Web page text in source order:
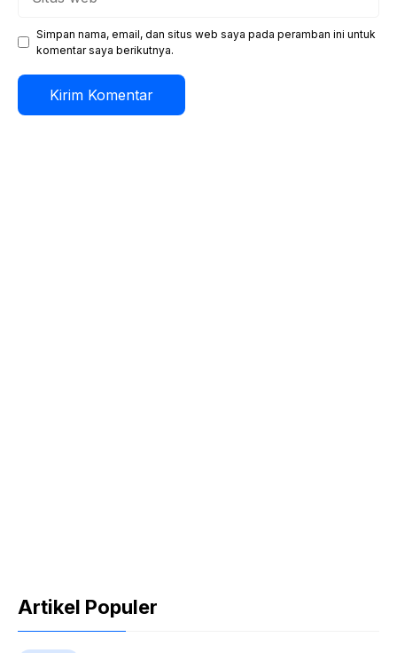
Simpan nama, email, dan situs web saya pada peramban ini untuk
komentar saya berikutnya.
Artikel Populer